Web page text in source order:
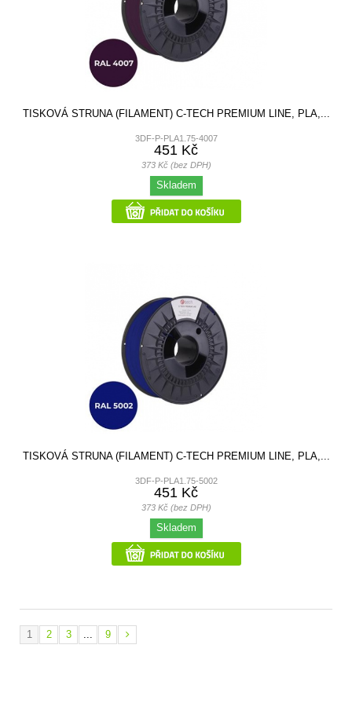
TISKOVÁ STRUNA (FILAMENT) C-TECH PREMIUM LINE, PLA,...
3DF-P-PLA1.75-4007
451 Kč
373 Kč (bez DPH)
Skladem
TISKOVÁ STRUNA (FILAMENT) C-TECH PREMIUM LINE, PLA,...
3DF-P-PLA1.75-5002
451 Kč
373 Kč (bez DPH)
Skladem
1 2 3 ... 9